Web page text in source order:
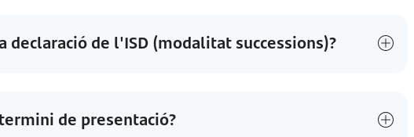
de l'ISD (modalitat successions)?
de presentació?